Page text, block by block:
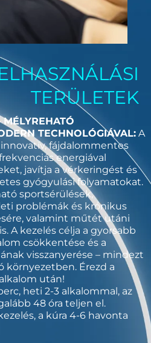
TERÜLETEK
MÉLYREHATÓ
TECHNOLÓGIÁVAL:A
innovatív, fájdalommentes
energiával
javítja a vérkeringést és
gyógyulási folyamatokat.
sportsérülések,
problémák és krónikus
valamint műtét utáni
A kezelés célja a gyorsabb
csökkentése és a
visszanyerése – mindezt
környezetben. Érezd a
után!
heti 2-3 alkalommal, az
48 óra teljen el.
a kúra 4-6 havonta